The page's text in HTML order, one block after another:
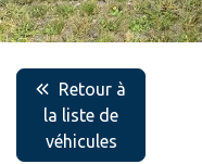
Retour à
la liste de
véhicules